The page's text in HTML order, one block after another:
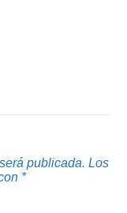
publicada. Los
*